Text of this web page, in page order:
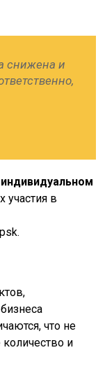
снижена и
участия в
что не
и